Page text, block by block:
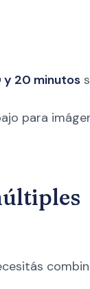
y 20 minutos
para